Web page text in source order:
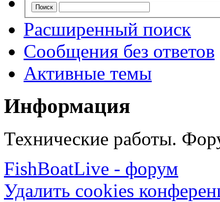
Расширенный поиск
Сообщения без ответов
Активные темы
Информация
Технические работы.
FishBoatLive - форум
Удалить cookies